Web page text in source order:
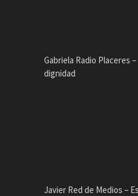
Gabriela Radio Placeres
dignidad
Javier Red de Medios –